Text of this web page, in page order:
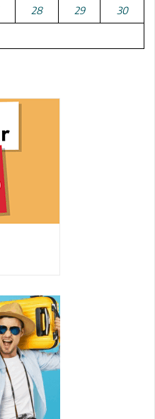
28 29 30